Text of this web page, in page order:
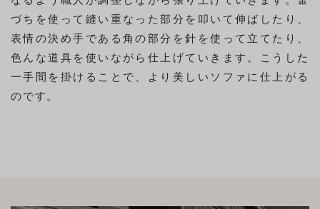
づちを使って縫い重なった部分を叩いて伸ばしたり、
表情の決め手である角の部分を針を使って立てたり、
色んな道具を使いながら仕上げていきます。こうした
一手間を掛けることで、より美しいソファに仕上がる
のです。